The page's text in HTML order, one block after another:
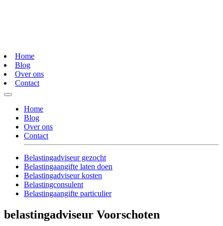
Home
Blog
Over ons
Contact
Home
Blog
Over ons
Contact
Belastingadviseur gezocht
Belastingaangifte laten doen
Belastingadviseur kosten
Belastingconsulent
Belastingaangifte particulier
belastingadviseur Voorschoten